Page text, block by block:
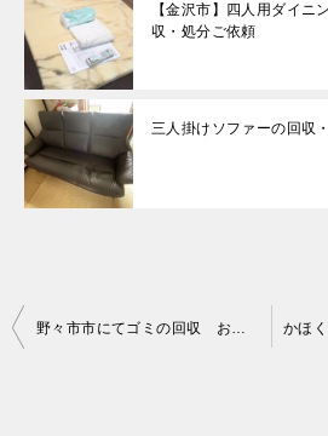
【金沢市】四人用ダイニ
収・処分ご依頼
三人掛けソファーの回
投
野々市市にてゴミの回収 お客様の声